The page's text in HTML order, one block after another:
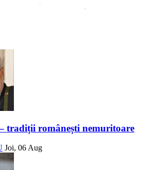
tradiții românești nemuritoare
Joi, 06 Aug